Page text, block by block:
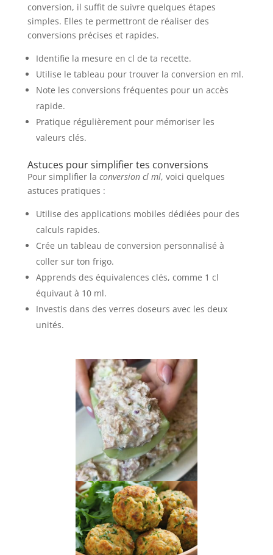
conversion, il suffit de suivre quelques étapes
simples. Elles te permettront de réaliser des
conversions précises et rapides.
Identifie la mesure en cl de ta recette.
Utilise le tableau pour trouver la conversion en ml.
Note les conversions fréquentes pour un accès
rapide.
Pratique régulièrement pour mémoriser les
valeurs clés.
Astuces pour simplifier tes conversions
Pour simplifier la conversion cl ml, voici quelques
astuces pratiques :
Utilise des applications mobiles dédiées pour des
calculs rapides.
Crée un tableau de conversion personnalisé à
coller sur ton frigo.
Apprends des équivalences clés, comme 1 cl
équivaut à 10 ml.
Investis dans des verres doseurs avec les deux
unités.